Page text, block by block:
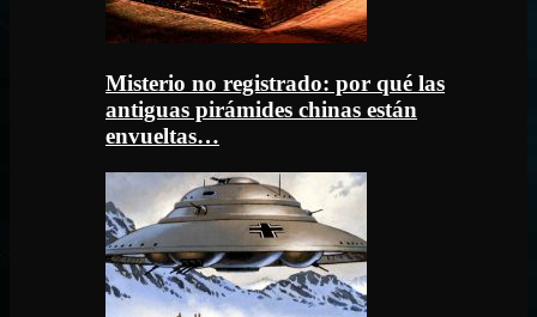
Misterio no registrado: por qué las
antiguas pirámides chinas están
envueltas…